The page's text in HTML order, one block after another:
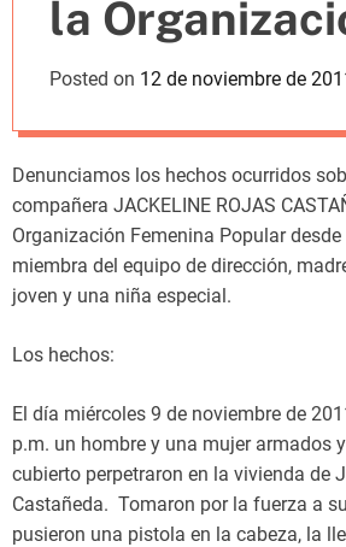
la
Femenina
Posted on 12 de noviembre de
Denunciamos los hechos ocurridos
compañera JACKELINE ROJAS
Organización Femenina Popular
miembra del equipo de dirección,
joven y una niña especial.
Los hechos:
El día miércoles 9 de noviembre de
p.m. un hombre y una mujer armados
cubierto perpetraron en la vivienda de
Castañeda. Tomaron por la fuerza a
pusieron una pistola en la cabeza, la